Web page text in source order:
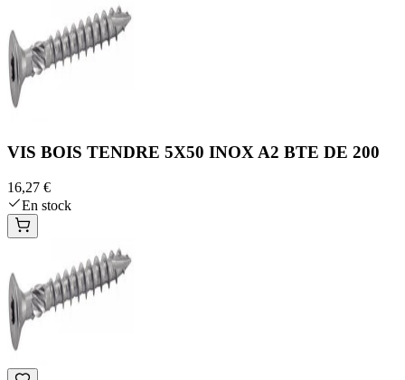
VIS BOIS TENDRE 5X50 INOX A2 BTE DE 200
16,27 €
En stock